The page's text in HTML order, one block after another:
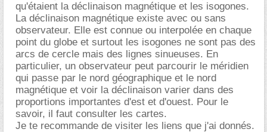
qu'étaient la déclinaison magnétique et les isogones.
La déclinaison magnétique existe avec ou sans
observateur. Elle est connue ou interpolée en chaque
point du globe et surtout les isogones ne sont pas des
arcs de cercle mais des lignes sinueuses. En
particulier, un observateur peut parcourir le méridien
qui passe par le nord géographique et le nord
magnétique et voir la déclinaison varier dans des
proportions importantes d'est et d'ouest. Pour le
savoir, il faut consulter les cartes.
Je te recommande de visiter les liens que j'ai donnés.